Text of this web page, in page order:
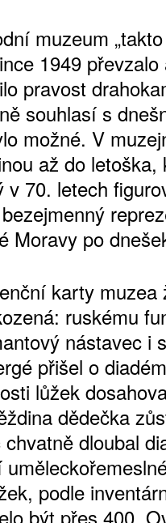
muzeum
1949
pravost
souhlasí s
možné. V
až do
v 70. letech
Moravy po
karty
ruskému
nástavec i
přišel o
lůžek
dědečka
chvatně dloubal
podle
být přes 400.